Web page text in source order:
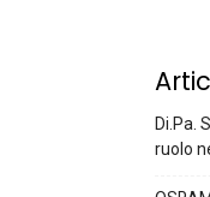
Di.Pa.
ruolo